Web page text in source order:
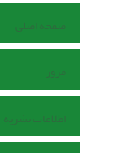
صفحه اصلی
مرور
اطلاعات نشریه